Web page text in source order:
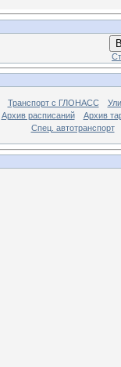
Транспорт с ГЛОНАСС
Архив расписаний
Архив
Спец. автотранспорт